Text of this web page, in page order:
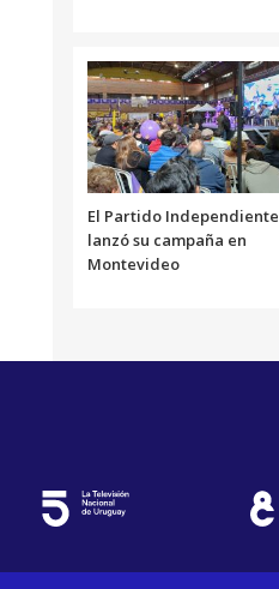
El Partido Independiente
lanzó su campaña en
Montevideo